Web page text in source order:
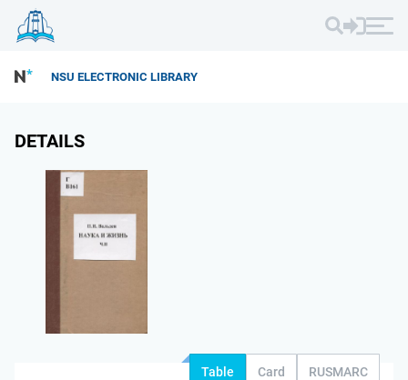
NSU ELECTRONIC LIBRARY
DETAILS
Table Card RUSMARC